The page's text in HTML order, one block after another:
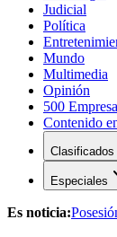
Judicial
Política
Mundo
Multimedia
Opinión
500
Contenido
Clasificados
Especiales
Es noticia: